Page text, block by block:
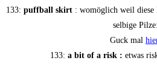
133: puff­ball skirt : womög­lich weil die­se
sel­bi­ge Pilze:
Guck mal
133: a bit of a risk : etwas